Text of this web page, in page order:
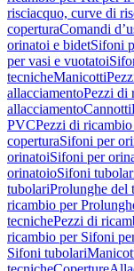
risciacquo, curve di
coperturaComandi
orinatoi e bidetSifoni
per vasi e vuotatoi
tecnicheManicotti
allacciamentoPezzi di
allacciamentoCannotti
PVCPezzi di
coperturaSifoni per
orinatoiSifoni per
orinatoioSifoni
tubolariProlunghe del
ricambio per
tecnichePezzi di
ricambio per Sifoni
Sifoni tubolari